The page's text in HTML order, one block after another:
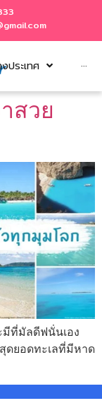
ประเทศ ···
สวย
มีที่มัลดีฟนั่นเอง
ดยอดทะเลที่มีหาด